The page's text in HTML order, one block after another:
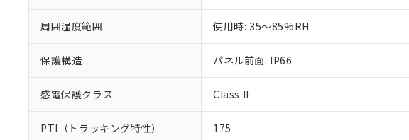
周囲湿度範囲 使用時: 35～85%RH
保護構造 パネル前面: IP66
感電保護クラス Class II
PTI（トラッキング特性） 175